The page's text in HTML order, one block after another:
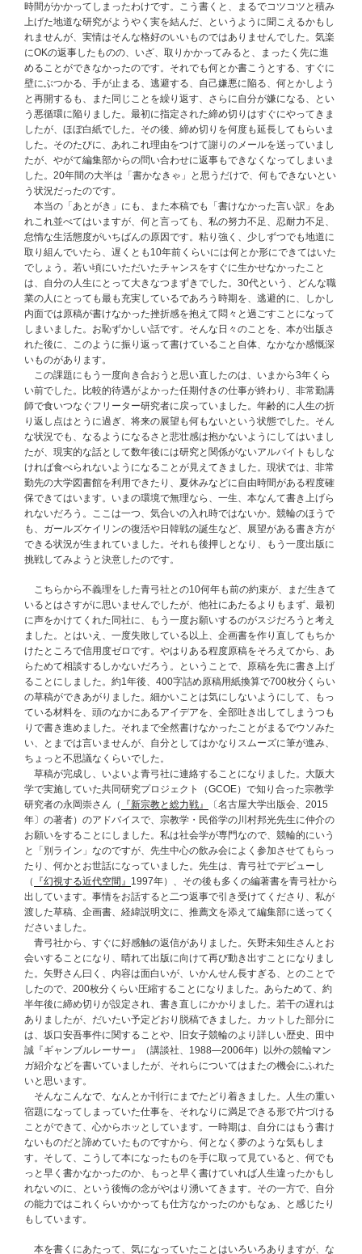
時間がかかってしまったわけです。こう書くと、まるでコツコツと積み
上げた地道な研究がようやく実を結んだ、というように聞こえるかもし
れませんが、実情はそんな格好のいいものではありませんでした。気楽
にOKの返事したものの、いざ、取りかかってみると、まったく先に進
めることができなかったのです。それでも何とか書こうとする、すぐに
壁にぶつかる、手が止まる、逃避する、自己嫌悪に陥る、何とかしよう
と再開するも、また同じことを繰り返す、さらに自分が嫌になる、とい
う悪循環に陥りました。最初に指定された締め切りはすぐにやってきま
したが、ほぼ白紙でした。その後、締め切りを何度も延長してもらいま
した。そのたびに、あれこれ理由をつけて謝りのメールを送っていまし
たが、やがて編集部からの問い合わせに返事もできなくなってしまいま
した。20年間の大半は「書かなきゃ」と思うだけで、何もできないとい
う状況だったのです。
本当の「あとがき」にも、また本稿でも「書けなかった言い訳」をあ
れこれ並べてはいますが、何と言っても、私の努力不足、忍耐力不足、
怠惰な生活態度がいちばんの原因です。粘り強く、少しずつでも地道に
取り組んでいたら、遅くとも10年前くらいには何とか形にできてはいた
でしょう。若い頃にいただいたチャンスをすぐに生かせなかったこと
は、自分の人生にとって大きなつまずきでした。30代という、どんな職
業の人にとっても最も充実しているであろう時期を、逃避的に、しかし
内面では原稿が書けなかった挫折感を抱えて悶々と過ごすことになって
しまいました。お恥ずかしい話です。そんな日々のことを、本が出版さ
れた後に、このように振り返って書けていること自体、なかなか感慨深
いものがあります。
この課題にもう一度向き合おうと思い直したのは、いまから3年くら
い前でした。比較的待遇がよかった任期付きの仕事が終わり、非常勤講
師で食いつなぐフリーター研究者に戻っていました。年齢的に人生の折
り返し点はとうに過ぎ、将来の展望も何もないという状態でした。そん
な状況でも、なるようになるさと悲壮感は抱かないようにしてはいまし
たが、現実的な話として数年後には研究と関係がないアルバイトもしな
ければ食べられないようになることが見えてきました。現状では、非常
勤先の大学図書館を利用できたり、夏休みなどに自由時間がある程度確
保できてはいます。いまの環境で無理なら、一生、本なんて書き上げら
れないだろう。ここは一つ、気合いの入れ時ではないか。競輪のほうで
も、ガールズケイリンの復活や日韓戦の誕生など、展望がある書き方が
できる状況が生まれていました。それも後押しとなり、もう一度出版に
挑戦してみようと決意したのです。
こちらから不義理をした青弓社との10何年も前の約束が、まだ生きて
いるとはさすがに思いませんでしたが、他社にあたるよりもまず、最初
に声をかけてくれた同社に、もう一度お願いするのがスジだろうと考え
ました。とはいえ、一度失敗している以上、企画書を作り直してもちか
けたところで信用度ゼロです。やはりある程度原稿をそろえてから、あ
らためて相談するしかないだろう。ということで、原稿を先に書き上げ
ることにしました。約1年後、400字詰め原稿用紙換算で700枚分くらい
の草稿ができあがりました。細かいことは気にしないようにして、もっ
ている材料を、頭のなかにあるアイデアを、全部吐き出してしまうつも
りで書き進めました。それまで全然書けなかったことがまるでウソみた
い、とまでは言いませんが、自分としてはかなりスムーズに筆が進み、
ちょっと不思議なくらいでした。
草稿が完成し、いよいよ青弓社に連絡することになりました。大阪大
学で実施していた共同研究プロジェクト（GCOE）で知り合った宗教学
研究者の永岡崇さん（
『新宗教と総力戦』
〔名古屋大学出版会、2015
年〕の著者）のアドバイスで、宗教学・民俗学の川村邦光先生に仲介の
お願いをすることにしました。私は社会学が専門なので、競輪的にいう
と「別ライン」なのですが、先生中心の飲み会によく参加させてもらっ
たり、何かとお世話になっていました。先生は、青弓社でデビューし
（
『幻視する近代空間』 1997年）、その後も多くの編著書を青弓社から
出しています。事情をお話すると二つ返事で引き受けてくださり、私が
渡した草稿、企画書、経緯説明文に、推薦文を添えて編集部に送ってく
ださいました。
青弓社から、すぐに好感触の返信がありました。矢野未知生さんとお
会いすることになり、晴れて出版に向けて再び動き出すことになりまし
た。矢野さん曰く、内容は面白いが、いかんせん長すぎる、とのことで
したので、200枚分くらい圧縮することになりました。あらためて、約
半年後に締め切りが設定され、書き直しにかかりました。若干の遅れは
ありましたが、だいたい予定どおり脱稿できました。カットした部分に
は、坂口安吾事件に関することや、旧女子競輪のより詳しい歴史、田中
誠『ギャンブルレーサー』（講談社、1988―2006年）以外の競輪マン
ガ紹介などを書いていましたが、それらについてはまたの機会にふれた
いと思います。
そんなこんなで、なんとか刊行にまでたどり着きました。人生の重い
宿題になってしまっていた仕事を、それなりに満足できる形で片づける
ことができて、心からホッとしています。一時期は、自分にはもう書け
ないものだと諦めていたものですから、何となく夢のような気もしま
す。そして、こうして本になったものを手に取って見ていると、何でも
っと早く書かなかったのか、もっと早く書けていれば人生違ったかもし
れないのに、という後悔の念がやはり湧いてきます。その一方で、自分
の能力ではこれくらいかかっても仕方なかったのかもなぁ、と感じたり
もしています。
本を書くにあたって、気になっていたことはいろいろありますが、な